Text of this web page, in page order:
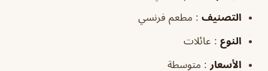
التصنيف : مطعم فرنسي
النوع : عائلات
الأسعار : متوسطة